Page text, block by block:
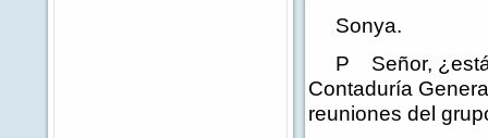
Sonya.
P Señor, ¿está
Contaduría
reuniones del